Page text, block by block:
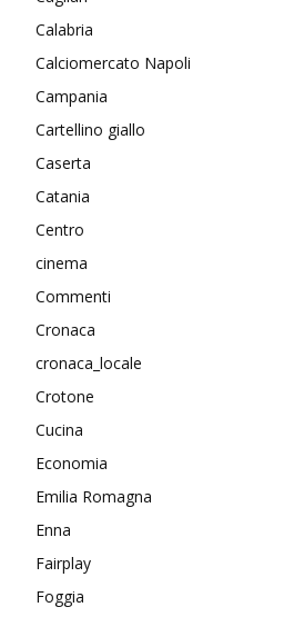
Calabria
Calciomercato Napoli
Campania
Cartellino giallo
Caserta
Catania
Centro
cinema
Commenti
Cronaca
cronaca_locale
Crotone
Cucina
Economia
Emilia Romagna
Enna
Fairplay
Foggia